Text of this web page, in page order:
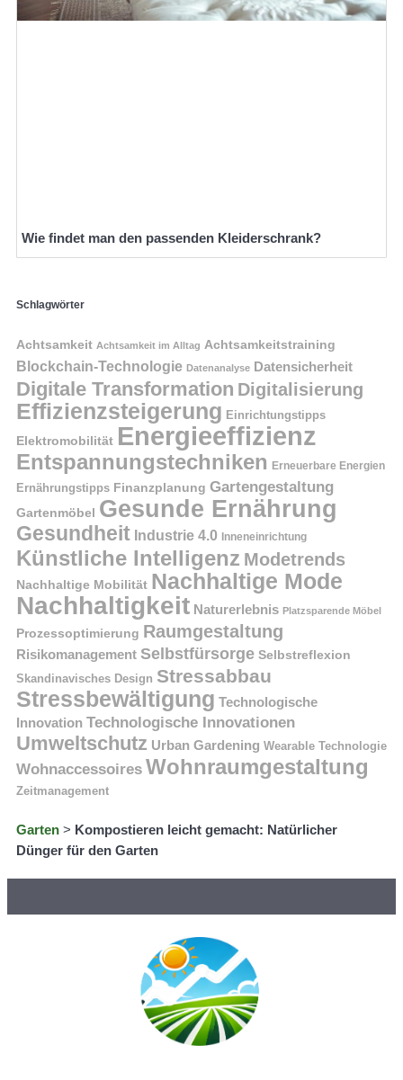
Wie findet man den passenden Kleiderschrank?
Schlagwörter
Achtsamkeit Achtsamkeit im Alltag Achtsamkeitstraining
Blockchain-Technologie Datenanalyse Datensicherheit
Digitale Transformation Digitalisierung
Effizienzsteigerung Einrichtungstipps
Elektromobilität Energieeffizienz
Entspannungstechniken Erneuerbare Energien
Ernährungstipps Finanzplanung Gartengestaltung
Gartenmöbel Gesunde Ernährung
Gesundheit Industrie 4.0 Inneneinrichtung
Künstliche Intelligenz Modetrends
Nachhaltige Mobilität Nachhaltige Mode
Nachhaltigkeit Naturerlebnis Platzsparende Möbel
Prozessoptimierung Raumgestaltung
Risikomanagement Selbstfürsorge Selbstreflexion
Skandinavisches Design Stressabbau
Stressbewältigung Technologische
Innovation Technologische Innovationen
Umweltschutz Urban Gardening Wearable Technologie
Wohnaccessoires Wohnraumgestaltung
Zeitmanagement
Garten > Kompostieren leicht gemacht: Natürlicher
Dünger für den Garten